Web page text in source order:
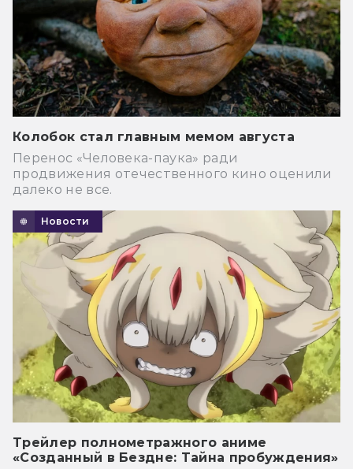
Колобок стал главным мемом августа
Перенос «Человека-паука» ради
продвижения отечественного кино оценили
далеко не все.
Новости
Трейлер полнометражного аниме
«Созданный в Бездне: Тайна пробуждения»